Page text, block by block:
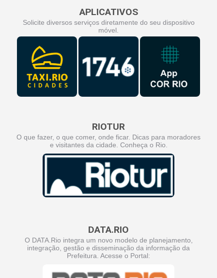
APLICATIVOS
Solicite diversos serviços diretamente do seu dispositivo
móvel.
RIOTUR
O que fazer, o que comer, onde ficar. Dicas para moradores
e visitantes da cidade. Conheça o Rio.
DATA.RIO
O DATA.Rio integra um novo modelo de planejamento,
integração, gestão e disseminação da informação da
Prefeitura. Acesse o Portal: